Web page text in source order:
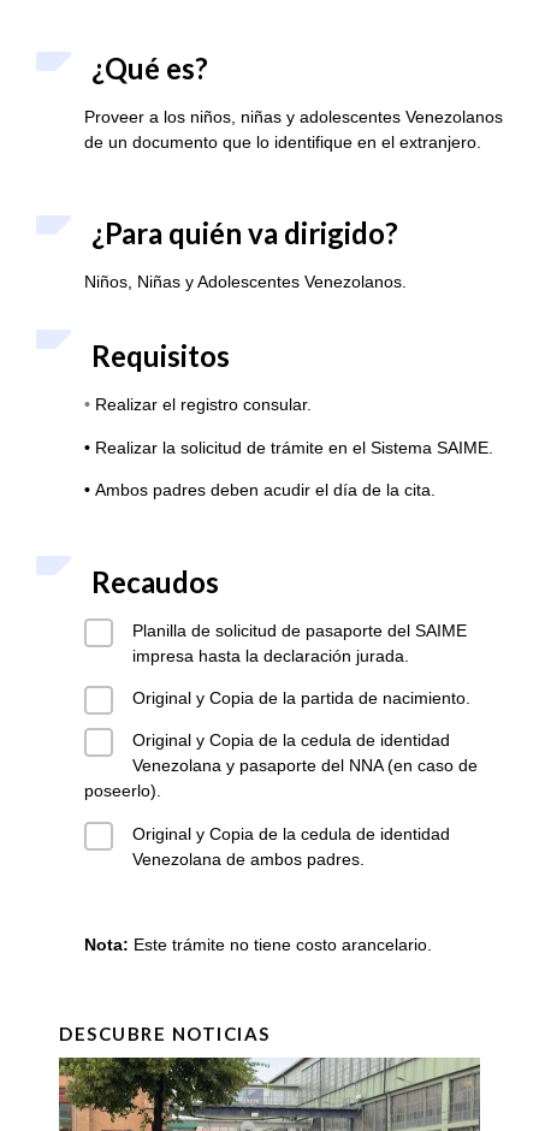
¿Qué es?
Proveer a los niños, niñas y adolescentes Venezolanos
de un documento que lo identifique en el extranjero.
¿Para quién va dirigido?
Niños, Niñas y Adolescentes Venezolanos.
Requisitos
• Realizar el registro consular.
• Realizar la solicitud de trámite en el Sistema SAIME.
• Ambos padres deben acudir el día de la cita.
Recaudos
Planilla de solicitud de pasaporte del SAIME
impresa hasta la declaración jurada.
Original y Copia de la partida de nacimiento.
Original y Copia de la cedula de identidad
Venezolana y pasaporte del NNA (en caso de
poseerlo).
Original y Copia de la cedula de identidad
Venezolana de ambos padres.
Nota: Este trámite no tiene costo arancelario.
DESCUBRE NOTICIAS